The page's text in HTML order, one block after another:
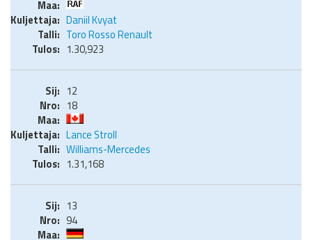
Daniil Kvyat
Toro Rosso Renault
1.30,923
12
18
Lance Stroll
Williams-Mercedes
1.31,168
13
94